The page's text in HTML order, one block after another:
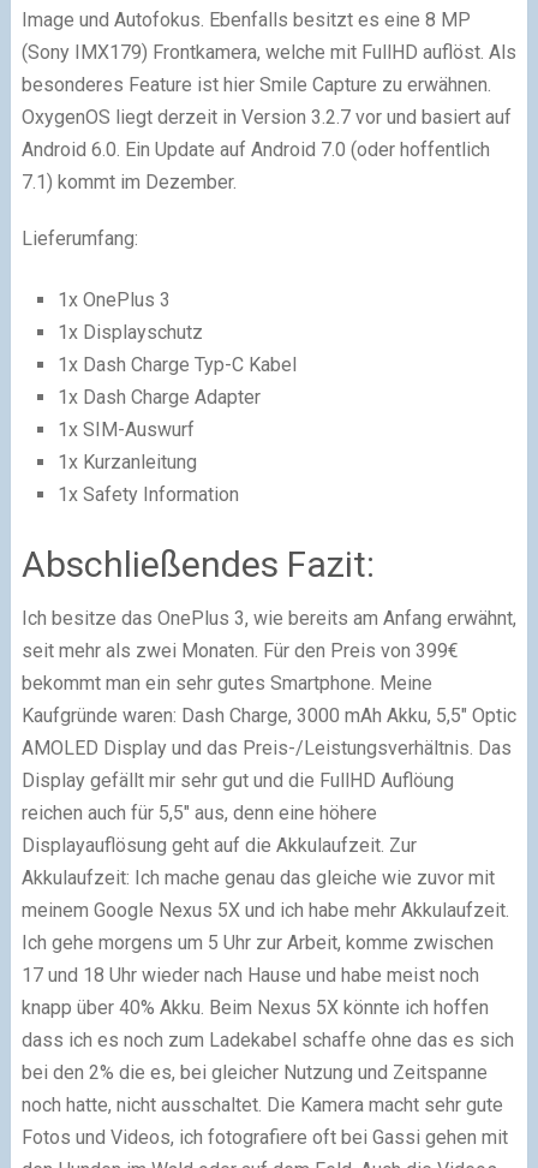
Image und Autofokus. Ebenfalls besitzt es eine 8 MP
(Sony IMX179) Frontkamera, welche mit FullHD auflöst. Als
besonderes Feature ist hier Smile Capture zu erwähnen.
OxygenOS liegt derzeit in Version 3.2.7 vor und basiert auf
Android 6.0. Ein Update auf Android 7.0 (oder hoffentlich
7.1) kommt im Dezember.
Lieferumfang:
1x OnePlus 3
1x Displayschutz
1x Dash Charge Typ-C Kabel
1x Dash Charge Adapter
1x SIM-Auswurf
1x Kurzanleitung
1x Safety Information
Abschließendes Fazit:
Ich besitze das OnePlus 3, wie bereits am Anfang erwähnt,
seit mehr als zwei Monaten. Für den Preis von 399€
bekommt man ein sehr gutes Smartphone. Meine
Kaufgründe waren: Dash Charge, 3000 mAh Akku, 5,5″ Optic
AMOLED Display und das Preis-/Leistungsverhältnis. Das
Display gefällt mir sehr gut und die FullHD Auflöung
reichen auch für 5,5″ aus, denn eine höhere
Displayauflösung geht auf die Akkulaufzeit. Zur
Akkulaufzeit: Ich mache genau das gleiche wie zuvor mit
meinem Google Nexus 5X und ich habe mehr Akkulaufzeit.
Ich gehe morgens um 5 Uhr zur Arbeit, komme zwischen
17 und 18 Uhr wieder nach Hause und habe meist noch
knapp über 40% Akku. Beim Nexus 5X könnte ich hoffen
dass ich es noch zum Ladekabel schaffe ohne das es sich
bei den 2% die es, bei gleicher Nutzung und Zeitspanne
noch hatte, nicht ausschaltet. Die Kamera macht sehr gute
Fotos und Videos, ich fotografiere oft bei Gassi gehen mit